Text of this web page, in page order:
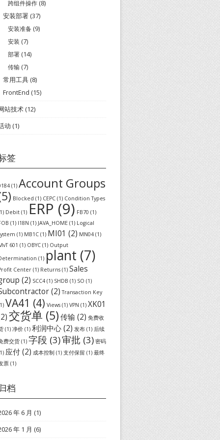
跨组件操作 (8)
安装部署 (37)
安装准备 (9)
安装 (7)
部署 (14)
传输 (7)
常用工具 (8)
FrontEnd (15)
站技术(12)
动 (1)
签
(1) Account Groups
Blocked (1) CEPC (1) Condition Types
Debit (1) ERP (9) FB70 (1)
(1) I18N (1) JAVA_HOME (1) Logical
(1) MB1C (1) MI01 (2) MN04 (1)
601 (1) OBYC (1) Output
(1) plant (7)
Center (1) Returns (1) Sales
(2) SCC4 (1) SHDB (1) SO (1)
(2) Transaction Key
VA41 (4) Views (1) VPN (1) XK01
交货单 (5)传输(2) 免费收
(1) 净价 (1) 利润中心(2) 发布 (1) 后续
费交货 (1) 字段 (3)审批 (3) 密码
应付(2) 成本控制 (1) 支付保留 (1) 最终
票 (1)
档
年 6 月 (1)
年 1 月 (6)